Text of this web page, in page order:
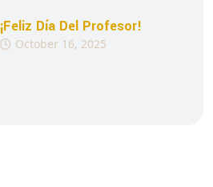
¡Feliz Día Del Profesor!
October 16, 2025